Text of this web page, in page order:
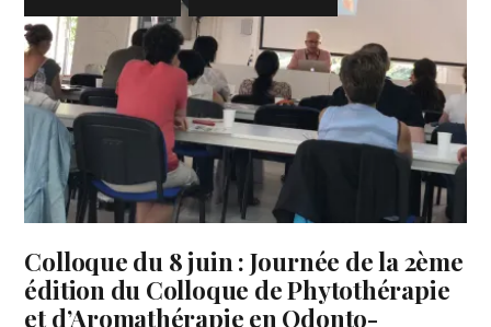
Colloque du 8 juin : Journée de la 2ème
édition du Colloque de Phytothérapie
et d’Aromathérapie en Odonto-